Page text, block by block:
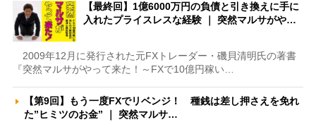
【最終回】1億6000万円の負債と引き換えに手に
入れたプライスレスな経験 ｜ 突然マルサがや…
2009年12月に発行された元FXトレーダー・磯貝清明氏の著書
『突然マルサがやって来た！～FXで10億円稼い…
【第9回】もう一度FXでリベンジ！ 種銭は差し押さえを免れ
た”ヒミツのお金” ｜ 突然マルサ…